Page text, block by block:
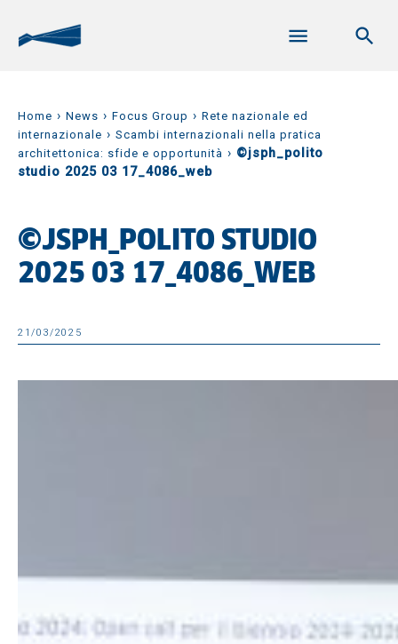
Home › News › Focus Group › Rete nazionale ed
internazionale › Scambi internazionali nella pratica
architettonica: sfide e opportunità › ©jsph_polito
studio 2025 03 17_4086_web
©JSPH_POLITO STUDIO
2025 03 17_4086_WEB
21/03/2025